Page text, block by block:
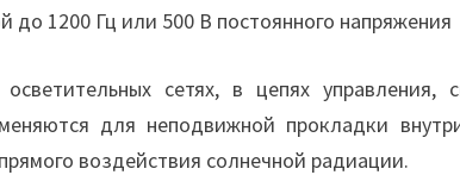
до 1200 Гц или 500 В постоянного напряжения
сетях, в цепях управления,
для неподвижной прокладки
воздействия солнечной радиации.